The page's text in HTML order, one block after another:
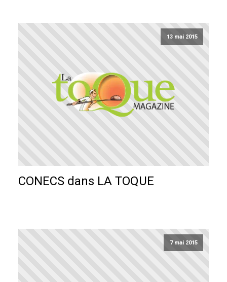
13 mai 2015
CONECS dans LA TOQUE
7 mai 2015